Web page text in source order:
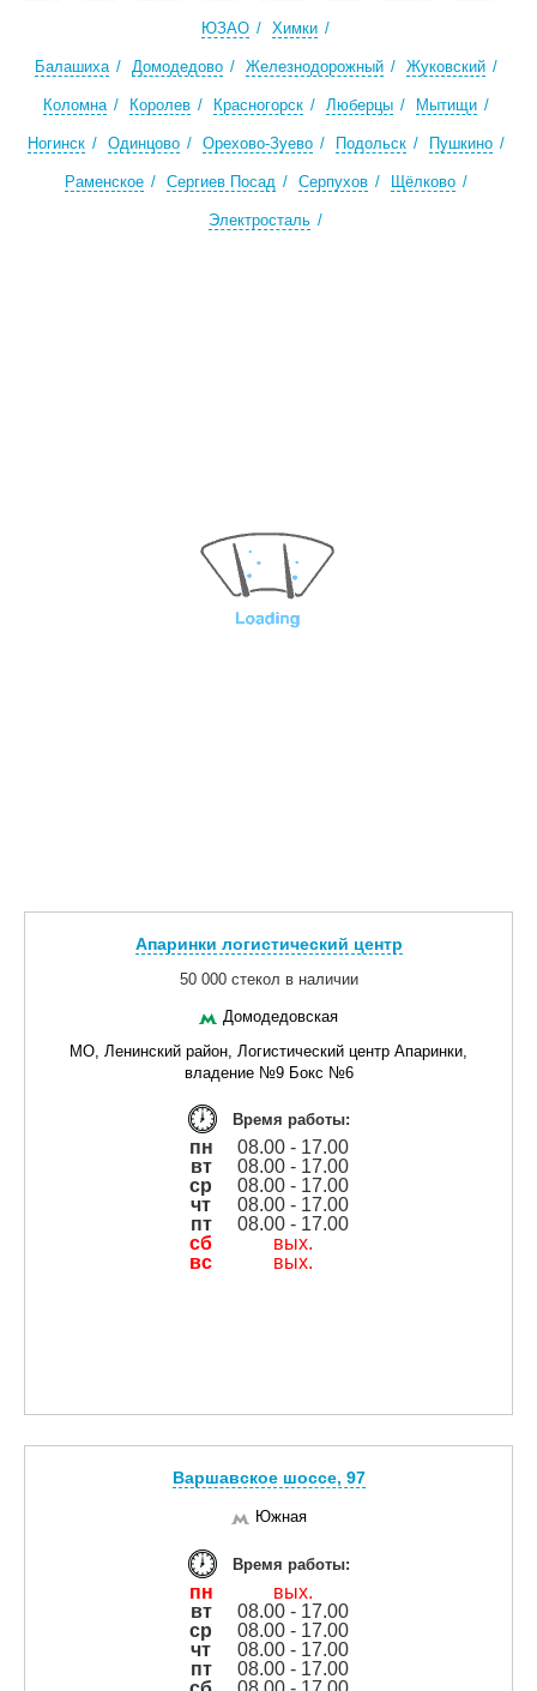
ЮЗАО Химки
Балашиха Домодедово Железнодорожный Жуковский
Коломна Королев Красногорск Люберцы Мытищи
Ногинск Одинцово Орехово-Зуево Подольск Пушкино
Раменское Сергиев Посад Серпухов Щёлково
Электросталь
Апаринки логистический центр
50 000 стекол в наличии
Домодедовская
МО, Ленинский район, Логистический центр Апаринки,
владение №9 Бокс №6
Время работы:
пн
08.00 - 17.00
вт
08.00 - 17.00
ср
08.00 - 17.00
чт
08.00 - 17.00
пт
08.00 - 17.00
сб
вых.
вс
вых.
Варшавское шоссе, 97
Южная
Время работы:
пн
вых.
вт
08.00 - 17.00
ср
08.00 - 17.00
чт
08.00 - 17.00
пт
08.00 - 17.00